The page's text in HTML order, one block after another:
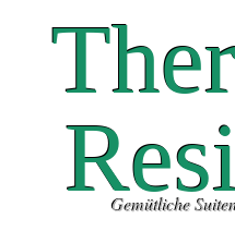
Gemütliche